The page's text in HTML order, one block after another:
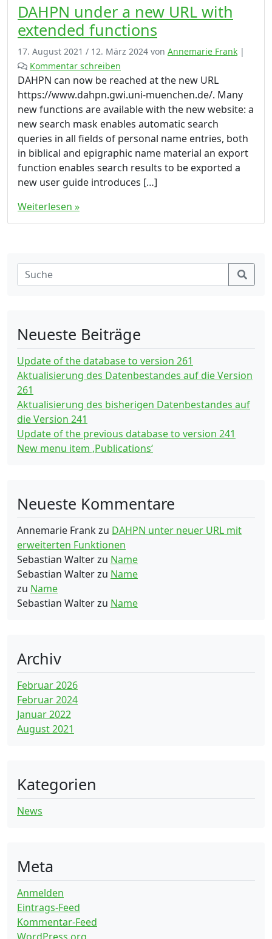
m
i
t
e
r
w
e
i
t
e
r
t
e
n
F
k
o
e
DAHPN under a new URL with
extended functions
17. August 2021 / 12. März 2024 von Annemarie Frank |
Kommentar schreiben
DAHPN can now be reached at the new URL
https://www.dahpn.gwi.uni-muenchen.de/. Many
new functions are available with the new website: a
new search mask enables automatic search
queries in all fields of personal name entries, both
in biblical and epigraphic name material an export
function enables search results to be exported a
new user guide introduces […]
Weiterlesen »
Neueste Beiträge
Update of the database to version 261
Aktualisierung des Datenbestandes auf die Version
261
Aktualisierung des bisherigen Datenbestandes auf
die Version 241
Update of the previous database to version 241
New menu item ‚Publications‘
Neueste Kommentare
Annemarie Frankzu DAHPN unter neuer URL mit
erweiterten Funktionen
Sebastian Walterzu Name
Sebastian Walterzu Name
zu Name
Sebastian Walterzu Name
Archiv
Februar 2026
Februar 2024
Januar 2022
August 2021
Kategorien
News
Meta
Anmelden
Eintrags-Feed
Kommentar-Feed
WordPress.org